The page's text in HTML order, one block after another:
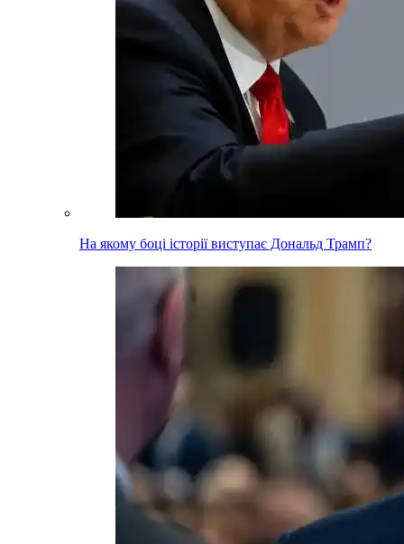
На якому боці історії виступає Дональд Трамп?